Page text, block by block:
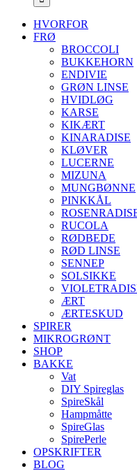
HVORFOR
FRØ
BROCCOLI
BUKKEHORN
ENDIVIE
GRØN LINSE
HVIDLØG
KARSE
KIKÆRT
KINARADISE
KLØVER
LUCERNE
MIZUNA
MUNGBØNNE
PINKKÅL
RUCOLA
RØDBEDE
RØD LINSE
SENNEP
SOLSIKKE
ÆRT
ÆRTESKUD
SPIRER
MIKROGRØNT
SHOP
BAKKE
Vat
DIY Spireglas
SpireSkål
Hampmåtte
SpireGlas
SpirePerle
OPSKRIFTER
BLOG